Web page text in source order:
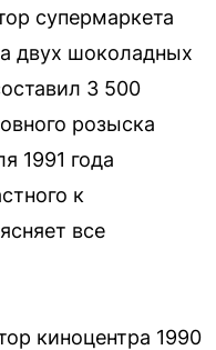
супермаркета
двух шоколадных
3 500
розыска
1991 года
к
все
киноцентра 1990